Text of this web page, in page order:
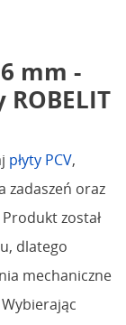
mm -
płyty PCV,
zadaszeń oraz
został
dlatego
mechaniczne